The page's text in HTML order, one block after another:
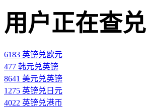
用户正在查兑
6183 英镑兑欧元
477 韩元兑英镑
8641 美元兑英镑
1275 英镑兑日元
4022 英镑兑港币